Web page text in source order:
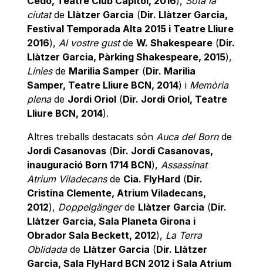
ciutatde Llàtzer Garcia (Dir. Llàtzer Garcia,
Festival Temporada Alta 2015 i Teatre Lliure
2016),Al vostre gustdeW. Shakespeare (Dir.
Llàtzer Garcia, Pàrking Shakespeare, 2015),
Líniesde Marilia Samper (Dir. Marilia
Samper, Teatre Lliure BCN, 2014) i Memòria
plenade Jordi Oriol (Dir. Jordi Oriol, Teatre
Lliure BCN, 2014).
Altres treballs destacats sónAuca del Bornde
Jordi Casanovas (Dir. Jordi Casanovas,
inauguració Born 1714 BCN),Assassinat
Atrium Viladecansde Cia. FlyHard (Dir.
Cristina Clemente, Atrium Viladecans,
2012), Doppelgängerde Llàtzer Garcia (Dir.
Llàtzer Garcia, Sala Planeta Girona i
Obrador Sala Beckett, 2012), La Terra
Oblidadade Llàtzer Garcia (Dir. Llàtzer
Garcia, Sala FlyHard BCN 2012 i Sala Atrium